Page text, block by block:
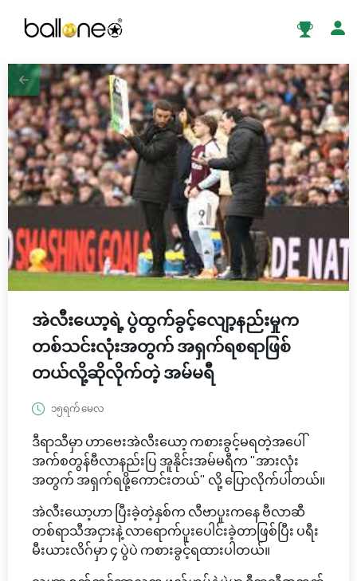
အဲလီးယော့ရဲ့ ပွဲထွက်ခွင့်လျော့နည်းမှုက
တစ်သင်းလုံးအတွက် အရှက်ရစရာဖြစ်
တယ်လို့ဆိုလိုက်တဲ့ အမ်မရီ
၁၅ရက် မေလ
ဒီရာသီမှာ ဟာဗေးအဲလီးယော့ ကစားခွင့်မရတဲ့အပေါ်
အက်စတွန်ဗီလာနည်းပြ အူနိုင်းအမ်မရီက "အားလုံး
အတွက် အရှက်ရဖို့ကောင်းတယ်" လို့ ပြောလိုက်ပါတယ်။
အဲလီးယော့ဟာ ပြီးခဲ့တဲ့နှစ်က လီဗာပူးကနေ ဗီလာဆီ
တစ်ရာသီအငှားနဲ့ လာရောက်ပူးပေါင်းခဲ့တာဖြစ်ပြီး ပရီး
မီးယားလိဂ်မှာ ၄ ပွဲပဲ ကစားခွင့်ရထားပါတယ်။